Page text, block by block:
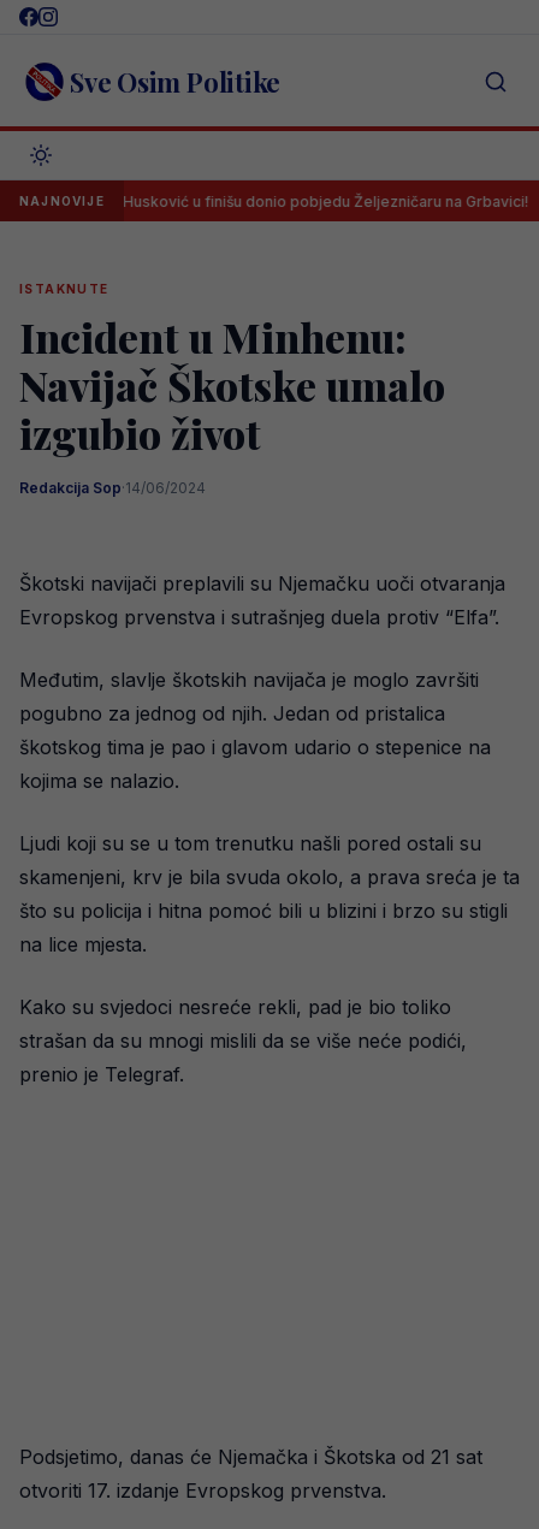
Skip
content Sve Osim Politike
NAJNOVIJE
Husković u finišu donio pobjedu Željezničaru na Grbavici!
ISTAKNUTE
Incident u Minhenu:
Navijač Škotske umalo
izgubio život
Redakcija Sop·14/06/2024
Škotski navijači preplavili su Njemačku uoči otvaranja
Evropskog prvenstva i sutrašnjeg duela protiv “Elfa”.
Međutim, slavlje škotskih navijača je moglo završiti
pogubno za jednog od njih. Jedan od pristalica
škotskog tima je pao i glavom udario o stepenice na
kojima se nalazio.
Ljudi koji su se u tom trenutku našli pored ostali su
skamenjeni, krv je bila svuda okolo, a prava sreća je ta
što su policija i hitna pomoć bili u blizini i brzo su stigli
na lice mjesta.
Kako su svjedoci nesreće rekli, pad je bio toliko
strašan da su mnogi mislili da se više neće podići,
prenio je Telegraf.
Podsjetimo, danas će Njemačka i Škotska od 21 sat
otvoriti 17. izdanje Evropskog prvenstva.